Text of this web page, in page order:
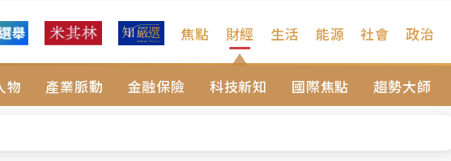
焦點 財經
物 產業脈動 金融保險 科技新知 國際焦點 趨勢大師
生活 能源 社會 政治
點 被動元件、低軌衛星及載板皆走弱
數！辜仲諒向法院聲請遭駁 理由曝光
今線上預約開賣一度塞車 周六起展出延長至晚上7時